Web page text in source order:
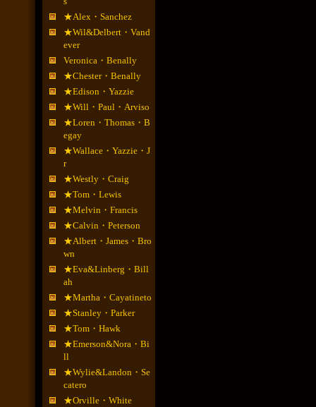
★Alex・Sanchez
★Wil&Delbert・Vand
ever
Veronica・Benally
★Chester・Benally
★Edison・Yazzie
★Will・Paul・Arviso
★Loren・Thomas・B
egay
★Wallace・Yazzie・J
r
★Westly・Craig
★Tom・Lewis
★Melvin・Francis
★Calvin・Peterson
★Albert・James・Bro
wn
★Eva&Linberg・Bill
ah
★Martha・Cayatineto
★Stanley・Parker
★Tom・Hawk
★Emerson&Nora・Bi
ll
★Wylie&Landon・Se
catero
★Orville・White